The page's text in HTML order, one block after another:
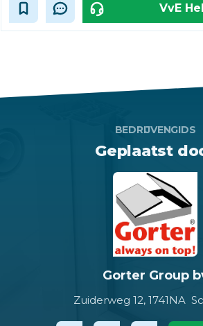
VvE
BEDRIJVENGIDS
Geplaatst
Gorter Group
Zuiderweg 12, 1741NA